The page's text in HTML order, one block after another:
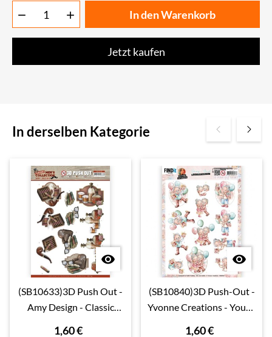
  In den Warenkorb
Jetzt kaufen
In derselben Kategorie

(SB10633)3D Push Out -
Amy Design - Classic
1,60 €

(SB10840)3D Push-Out -
Yvonne Creations - Young
1,60 €